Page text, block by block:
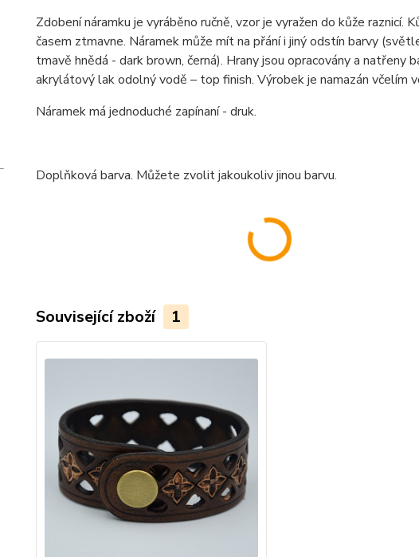
Zdobení náramku je vyráběno ručně, vzor je vyražen do kůže
časem ztmavne. Náramek může mít na přání i jiný odstín barvy
tmavě hnědá - dark brown, černá). Hrany jsou opracovány a natřeny
akrylátový lak odolný vodě – top finish. Výrobek je namazán včelím
Náramek má jednoduché zapínaní - druk.
Doplňková barva. Můžete zvolit jakoukoliv jinou barvu.
Související zboží 1